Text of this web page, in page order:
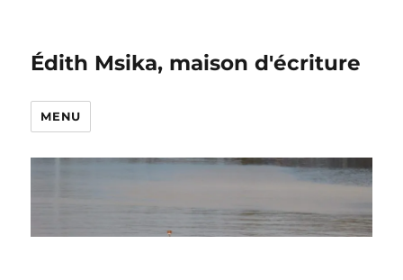
Édith Msika, maison d'écriture
MENU